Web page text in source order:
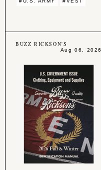
BUZZ RICKSON'S
Aug 06, 2026